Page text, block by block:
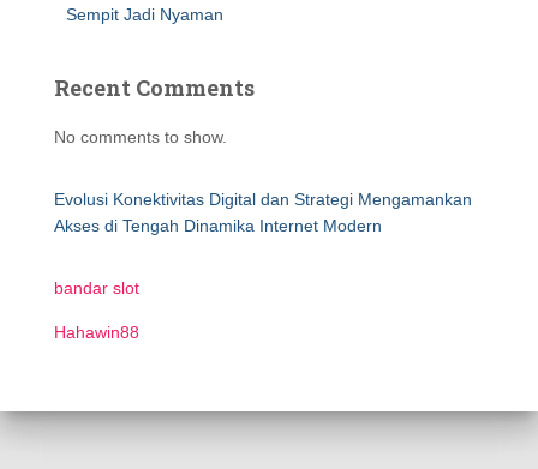
Sempit Jadi Nyaman
Recent Comments
No comments to show.
Evolusi Konektivitas Digital dan Strategi Mengamankan
Akses di Tengah Dinamika Internet Modern
bandar slot
Hahawin88